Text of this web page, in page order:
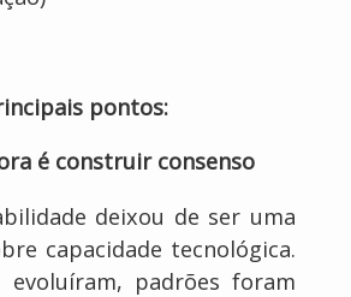
pontos:
é construir consenso
deixou de ser uma
capacidade tecnológica.
evoluíram, padrões foram